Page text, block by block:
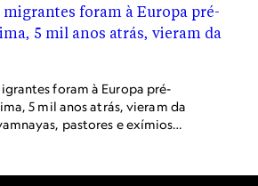
foram à Europa pré-
5 mil anos atrás, vieram da
pastores e exímios